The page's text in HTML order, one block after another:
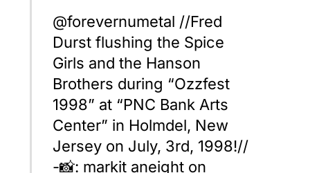
@forevernumetal //Fred
Durst flushing the Spice
Girls and the Hanson
Brothers during “Ozzfest
1998” at “PNC Bank Arts
Center” in Holmdel, New
Jersey on July, 3rd, 1998!//
-📸: markit aneight on